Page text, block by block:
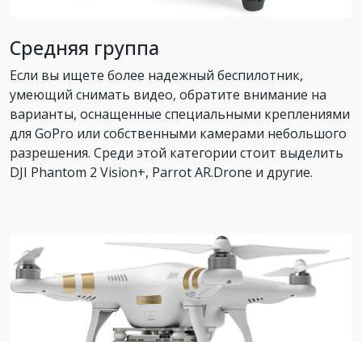
Средняя группа
Если вы ищете более надежный беспилотник,
умеющий снимать видео, обратите внимание на
варианты, оснащенные специальными креплениями
для GoPro или собственными камерами небольшого
разрешения. Среди этой категории стоит выделить
DJI Phantom 2 Vision+, Parrot AR.Drone и другие.